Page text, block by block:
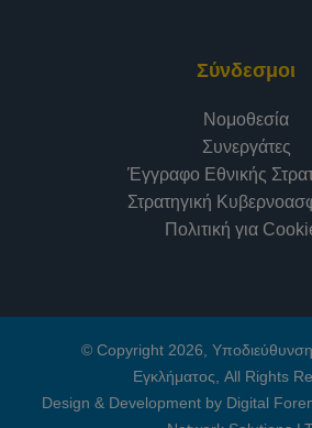
Σύνδεσμοι
Νομοθεσία
Συνεργάτες
Έγγραφο Εθνικής
Στρατηγική
Πολιτική για
© Copyright 2026, Υποδιεύθυνση
Εγκλήματος, All Rights
Design & Development by Digital